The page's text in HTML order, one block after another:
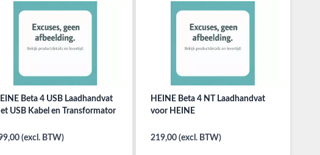
Beta 4 USB Laadhandvat
USB Kabel en Transformator
(excl. BTW)
HEINE Beta 4 NT Laadhandvat
voor HEINE
219,00 (excl. BTW)